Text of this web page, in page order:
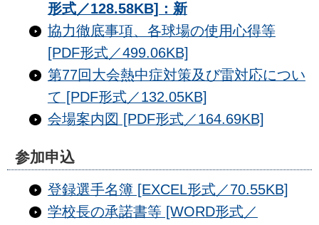
形式／128.58KB]：新
協力徹底事項、各球場の使用心得等
[PDF形式／499.06KB]
第77回大会熱中症対策及び雷対応につい
て [PDF形式／132.05KB]
会場案内図 [PDF形式／164.69KB]
参加申込
登録選手名簿 [EXCEL形式／70.55KB]
学校長の承諾書等 [WORD形式／